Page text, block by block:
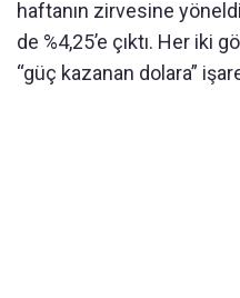
haftanın zirvesine
de %4,25’e çıktı. Her iki
“güç kazanan dolara”